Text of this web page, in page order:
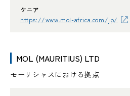
ケニア
https://www.mol-africa.com/jp/
MOL (MAURITIUS) LTD
モーリシャスにおける拠点